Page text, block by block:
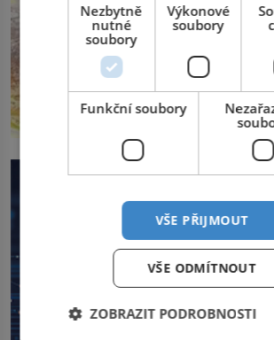
Nezbytně
nutné
soubory
Výkonové
soubory
Funkční soubory
VŠE PŘIJMOUT
VŠE ODMÍTNOUT
ZOBRAZIT PODROBNOSTI